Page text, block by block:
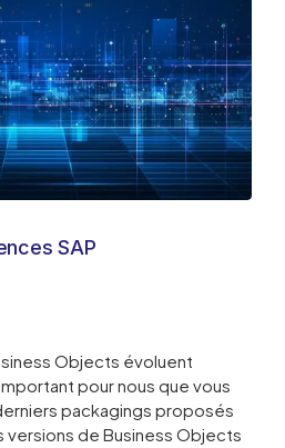
SAP
Objects évoluent
pour nous que vous
packagings proposés
versions de Business Objects